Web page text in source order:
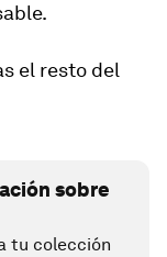
el resto del
sobre
tu colección